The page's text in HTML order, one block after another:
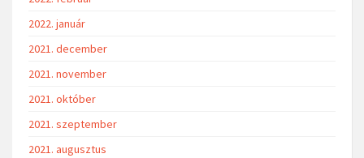
2022. január
2021. december
2021. november
2021. október
2021. szeptember
2021. augusztus